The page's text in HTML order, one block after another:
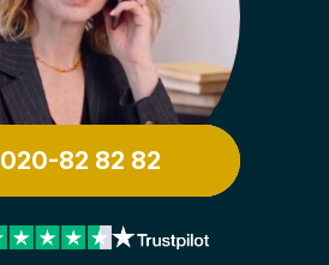
020-82 82 82